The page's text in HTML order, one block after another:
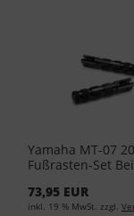
Yamaha MT-07
Fußrasten-Set
FPPEG-00-00
73,95 EUR
inkl. 19 % MwSt. zzgl.